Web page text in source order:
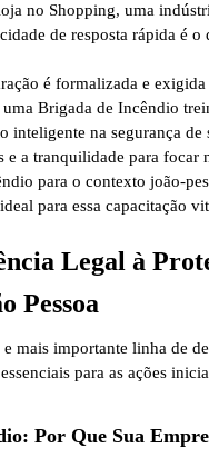
no Shopping, uma
de resposta rápida é
é formalizada e exigida
Brigada de Incêndio
na segurança de
a tranquilidade para focar
para o contexto joão-
para essa capacitação
Legal à
Pessoa
mais importante linha de
para as ações
Por Que Sua